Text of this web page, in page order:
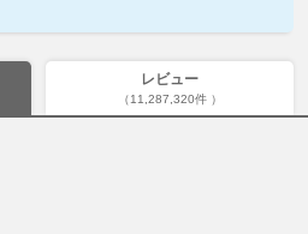
レビュー
（11,287,320件 ）